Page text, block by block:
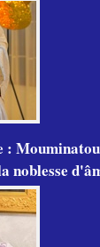
:
noblesse